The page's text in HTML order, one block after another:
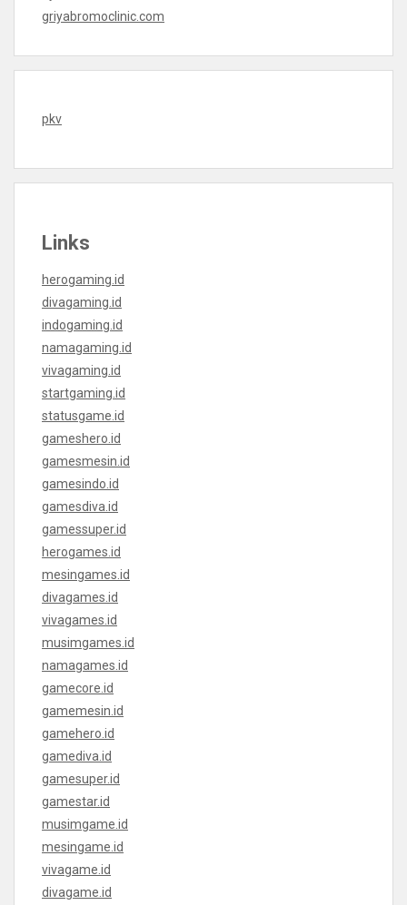
griyabromoclinic.com
pkv
Links
herogaming.id
divagaming.id
indogaming.id
namagaming.id
vivagaming.id
startgaming.id
statusgame.id
gameshero.id
gamesmesin.id
gamesindo.id
gamesdiva.id
gamessuper.id
herogames.id
mesingames.id
divagames.id
vivagames.id
musimgames.id
namagames.id
gamecore.id
gamemesin.id
gamehero.id
gamediva.id
gamesuper.id
gamestar.id
musimgame.id
mesingame.id
vivagame.id
divagame.id